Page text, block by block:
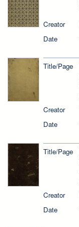
Creator
Date
Title/Page
Creator
Date
Title/Page
Creator
Date